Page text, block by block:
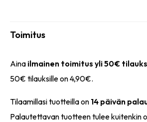
Toimitus
Aina ilmainen toimitus yli 50€
50€ tilauksille on 4,90€.
Tilaamillasi tuotteilla on 14 päivän
Palautettavan tuotteen tulee kuitenkin